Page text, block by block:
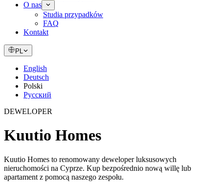
O nas
Studia przypadków
FAQ
Kontakt
PL
English
Deutsch
Polski
Русский
DEWELOPER
Kuutio Homes
Kuutio Homes to renomowany deweloper luksusowych
nieruchomości na Cyprze. Kup bezpośrednio nową willę lub
apartament z pomocą naszego zespołu.